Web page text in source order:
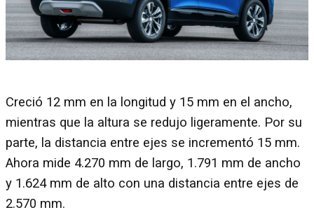
Creció 12 mm en la longitud y 15 mm en el ancho,
mientras que la altura se redujo ligeramente. Por su
parte, la distancia entre ejes se incrementó 15 mm.
Ahora mide 4.270 mm de largo, 1.791 mm de ancho
y 1.624 mm de alto con una distancia entre ejes de
2.570 mm.